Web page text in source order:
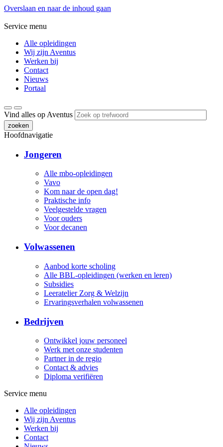
Overslaan en naar de inhoud gaan
Service menu
Alle opleidingen
Wij zijn Aventus
Werken bij
Contact
Nieuws
Portaal
Vind alles op Aventus
zoeken
Hoofdnavigatie
Jongeren
Alle mbo-opleidingen
Vavo
Kom naar de open dag!
Praktische info
Veelgestelde vragen
Voor ouders
Voor decanen
Volwassenen
Aanbod korte scholing
Alle BBL-opleidingen (werken en leren)
Subsidies
Leeratelier Zorg & Welzijn
Ervaringsverhalen volwassenen
Bedrijven
Ontwikkel jouw personeel
Werk met onze studenten
Partner in de regio
Contact & advies
Diploma verifiëren
Service menu
Alle opleidingen
Wij zijn Aventus
Werken bij
Contact